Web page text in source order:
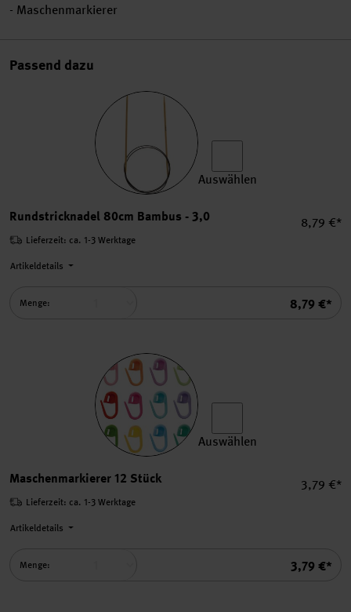
- Maschenmarkierer
Passend dazu
Auswählen
Rundstricknadel 80cm Bambus - 3,0
8,79 €*
Summe
8,79 €*
Lieferzeit: ca. 1-3 Werktage
Artikeldetails
Menge:
Auswählen
Maschenmarkierer 12 Stück
3,79 €*
Summe
3,79 €*
Lieferzeit: ca. 1-3 Werktage
Artikeldetails
Menge: